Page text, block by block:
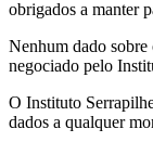
obrigados a manter
Nenhum dado sobre
negociado pelo
O Instituto
dados a qualquer